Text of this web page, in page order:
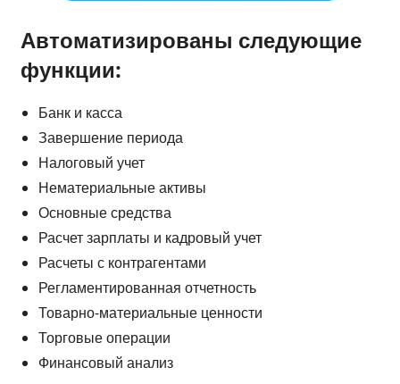
Автоматизированы следующие
функции:
Банк и касса
Завершение периода
Налоговый учет
Нематериальные активы
Основные средства
Расчет зарплаты и кадровый учет
Расчеты с контрагентами
Регламентированная отчетность
Товарно-материальные ценности
Торговые операции
Финансовый анализ